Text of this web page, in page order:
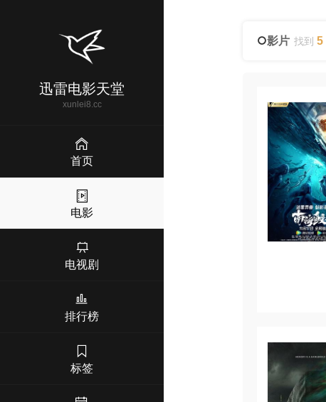
迅雷电影天堂
xunlei8.cc
首页
电影
电视剧
排行榜
标签
影片 找到5